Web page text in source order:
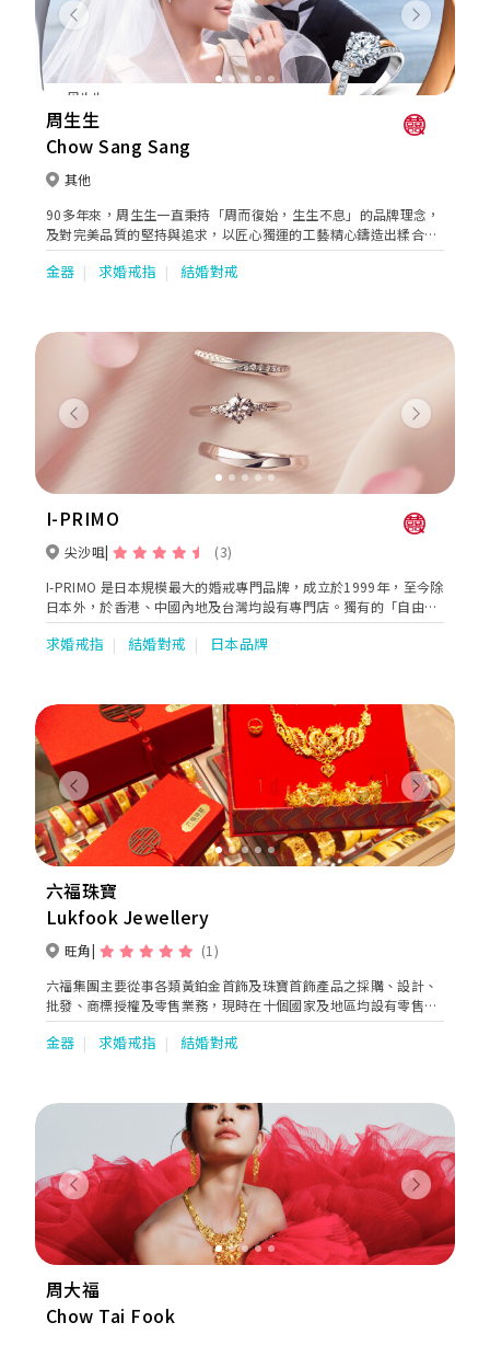
Previous Next
周生生
Chow Sang Sang
其他
90多年來，周生生一直秉持「周而復始，生生不息」的品牌理念，
及對完美品質的堅持與追求，以匠心獨運的工藝精心鑄造出糅合著
典雅、優美、時尚及創意元素的珠寶作品，於不同場合全面迎合顧
客的珠寶配襯需求，無論人生中的任何時刻，周生生珠寶總能巧妙
金器 求婚戒指 結婚對戒
Previous Next
I-PRIMO
尖沙咀
(3)
I-PRIMO 是日本規模最大的婚戒專門品牌，成立於1999年，至今除
日本外，於香港、中國內地及台灣均設有專門店。獨有的「自由選
配訂製服務」，是由專業的諮詢師先瞭解新人對婚戒的喜好和預
算，提供豐富戒台款式以及多元優質的裸鑽挑選，從中選擇出符合
幸福寓意，祝福著互許終身的愛侶們，永遠幸福甜蜜。秉持日本文
化精神，I-PRIMO作為專門售賣婚戒的品牌，以「至高夢想、無上
幸福」為理念，將喜悅的瞬間化作永恆的記憶，以最真誠專業的心
為新人帶來舒適又美觀的婚戒，與顧客們一同見證他們最幸福和甜
蜜的時刻。
求婚戒指 結婚對戒 日本品牌
Previous Next
六福珠寶
Lukfook Jewellery
旺角
(1)
六福集團主要從事各類黃鉑金首飾及珠寶首飾產品之採購、設計、
批發、商標授權及零售業務，現時在十個國家及地區均設有零售
點。集團將繼續於國際市場物色新商機，以配合「香港名牌 ‧ 國
際演繹」之企業發展。
金器 求婚戒指 結婚對戒
Previous Next
周大福
Chow Tai Fook